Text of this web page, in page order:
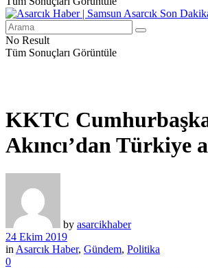
No Result
Tüm Sonuçları Görüntüle
KKTC
Akıncı’dan Türkiye
by asarcikhaber
24 Ekim 2019
in Asarcık Haber, Gündem, Politika
0